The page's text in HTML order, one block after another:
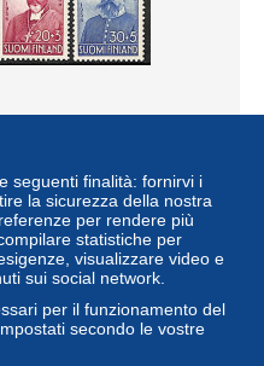
NH, Health - Religion -
Religion
USD
Professionale
seguenti finalità: fornirvi i
la sicurezza della nostra
per rendere più
statistiche per
visualizzare video e
sui social network.
per il funzionamento del
secondo le vostre